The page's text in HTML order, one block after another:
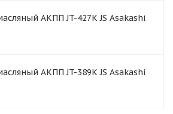
АКПП JT-427K JS Asakashi
АКПП JT-389K JS Asakashi